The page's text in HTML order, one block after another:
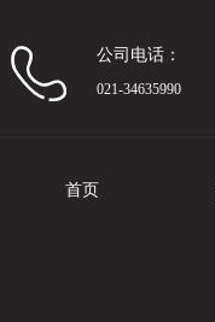
公司电话：
021-34635990
首页